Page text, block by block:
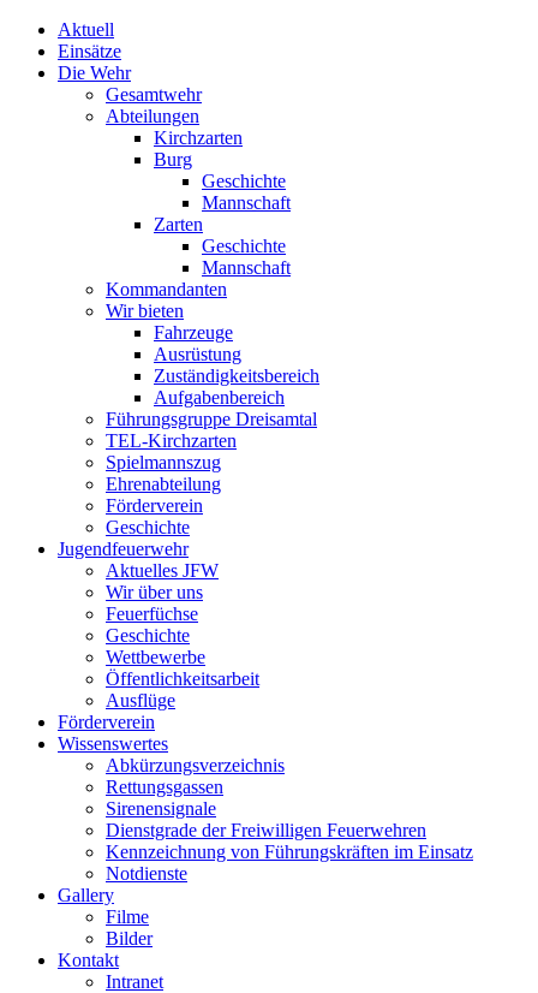
Aktuell
Einsätze
Die Wehr
Gesamtwehr
Abteilungen
Kirchzarten
Burg
Geschichte
Mannschaft
Zarten
Geschichte
Mannschaft
Kommandanten
Wir bieten
Fahrzeuge
Ausrüstung
Zuständigkeitsbereich
Aufgabenbereich
Führungsgruppe Dreisamtal
TEL-Kirchzarten
Spielmannszug
Ehrenabteilung
Förderverein
Geschichte
Jugendfeuerwehr
Aktuelles JFW
Wir über uns
Feuerfüchse
Geschichte
Wettbewerbe
Öffentlichkeitsarbeit
Ausflüge
Förderverein
Wissenswertes
Abkürzungsverzeichnis
Rettungsgassen
Sirenensignale
Dienstgrade der Freiwilligen Feuerwehren
Kennzeichnung von Führungskräften im Einsatz
Notdienste
Gallery
Filme
Bilder
Kontakt
Intranet